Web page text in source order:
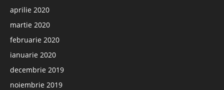
aprilie 2020
martie 2020
februarie 2020
ianuarie 2020
decembrie 2019
noiembrie 2019